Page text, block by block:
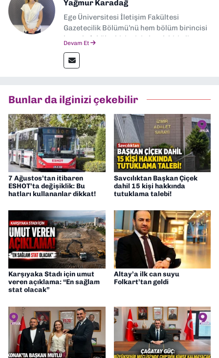
Yağmur Karadağ
Ege Üniversitesi İletişim Fakültesi
Gazetecilik Bölümü’nü hem bölüm birincisi
hem de fakülte birincisi olarak bitirdim.
İletişim” üzerine yüksek lisans eğitimimi
tamamladım. Halen aynı anabilim dalında
Müdürü” olarak görev almaktayım. Hak
odaklı haberciliğe dair çalışmalar
yapıyorum
Devam Et
Bunlar da ilginizi çekebilir
7 Ağustos’tan itibaren
ESHOT’ta değişiklik: Bu
hatları kullananlar dikkat!
Savcılıktan Başkan Çiçek
dahil 15 kişi hakkında
tutuklama talebi!
Karşıyaka Stadı için umut
veren açıklama: “En sağlam
stat olacak”
Altay’a ilk can suyu
Folkart’tan geldi